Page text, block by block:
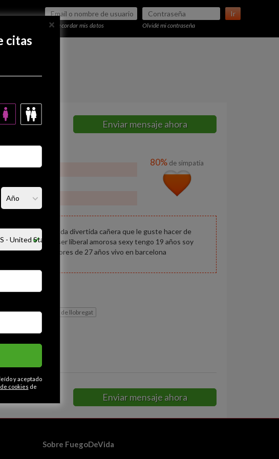
Ir
Recordar mis datos Olvidé mi contraseña
Enviar mensaje ahora
80% de simpatía
amable educada divertida cañera que le guste hacer de
k le guste ser liberal amorosa sexy tengo 19 años soy
mujeres no mayores de 27 años vivo en barcelona
en Hospitalet de llobregat
Enviar mensaje ahora
×
citas
y aceptado
cookies de
Sobre FuegoDeVida